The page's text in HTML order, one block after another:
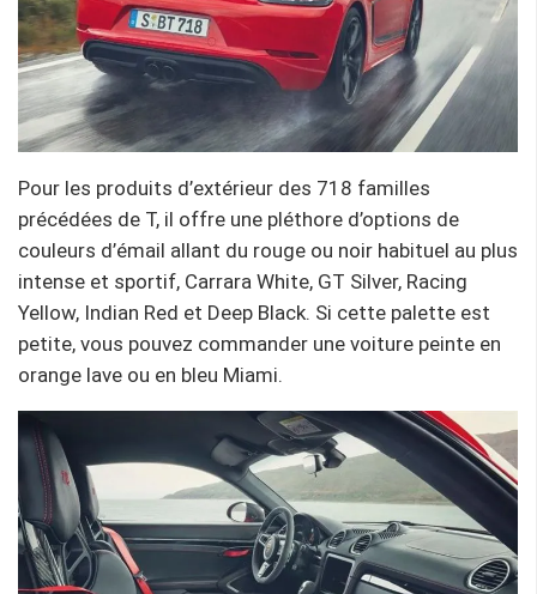
Pour les produits d’extérieur des 718 familles
précédées de T, il offre une pléthore d’options de
couleurs d’émail allant du rouge ou noir habituel au plus
intense et sportif, Carrara White, GT Silver, Racing
Yellow, Indian Red et Deep Black. Si cette palette est
petite, vous pouvez commander une voiture peinte en
orange lave ou en bleu Miami.